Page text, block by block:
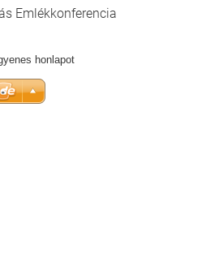
Emlékkonferencia
honlapot